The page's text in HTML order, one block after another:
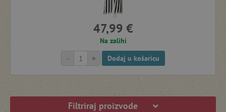
47,99 €
Na zalihi
+
- Dodaj u košaricu
Filtriraj proizvode